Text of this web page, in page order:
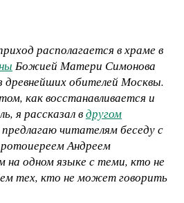
располагается в храме в
Божией Матери Симонова
древнейших обителей Москвы.
как восстанавливается и
я рассказал вдругом
предлагаю читателям беседу с
Андреем
на одном языке с теми, кто не
тех, кто не может говорить